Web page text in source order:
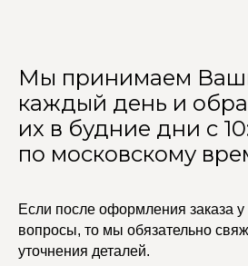
Мы принимаем
каждый день и
их в будние дни с
по московскому
Если после оформления заказа у
вопросы, то мы обязательно
уточнения деталей.